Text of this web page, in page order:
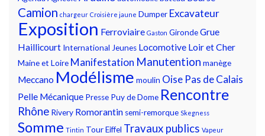
Camion chargeur Croisière jaune Dumper Excavateur
Exposition Ferroviaire Gaston GirondeGrue
Haillicourt International Jeunes Locomotive Loir et Cher
Maine et Loire Manifestation Manutention manège
Meccano Modélisme moulin Oise Pas de Calais
Pelle Mécanique Presse Puy de Dome Rencontre
Rhône Rivery Romorantin semi-remorque Skegness
Somme Tintin Tour Eiffel Travaux publics Vapeur